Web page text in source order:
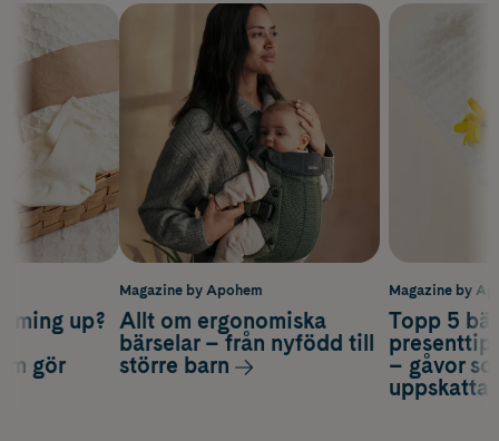
Magazine by
Topp 5
– gåvor
up?
gör
Magazine by Apohem
Allt om ergonomiska
bärselar – från nyfödd till
större barn